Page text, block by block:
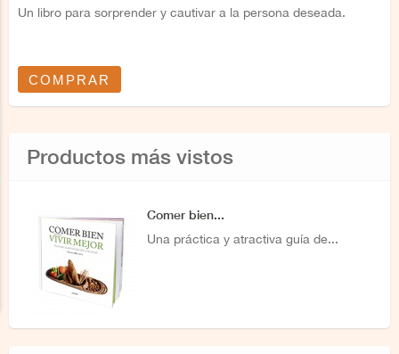
Un libro para sorprender y cautivar a la persona deseada.
COMPRAR
Productos más vistos
Comer bien...
Una práctica y atractiva guía de...